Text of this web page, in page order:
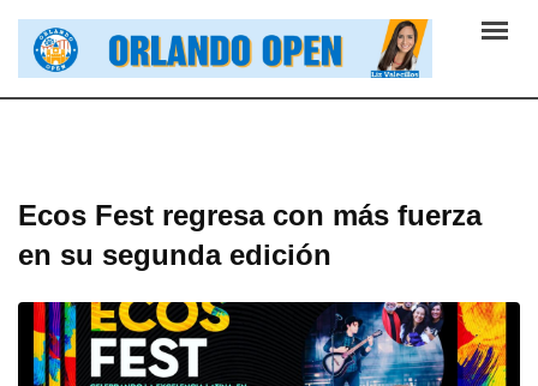
content
Ecos Fest regresa con más fuerza
en su segunda edición